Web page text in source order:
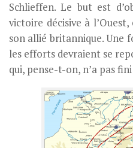
Schlieffen. Le but est
victoire décisive à
son allié britannique. Une
les efforts devraient se
qui, pense-t-on, n’a pas